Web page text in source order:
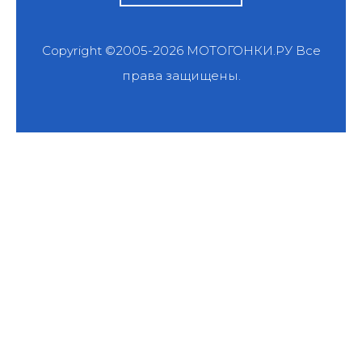
Copyright ©2005-2026 МОТОГОНКИ.РУВсе
права защищены.